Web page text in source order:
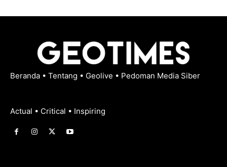
Beranda • Tentang • Geolive • Pedoman Media Siber
Actual • Critical • Inspiring